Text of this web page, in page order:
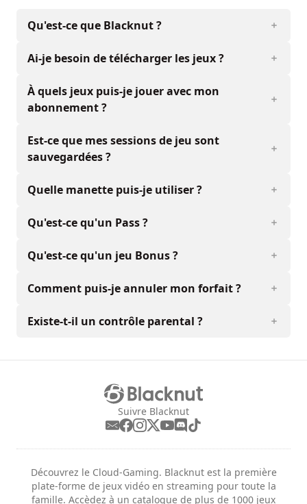
Qu'est-ce que Blacknut ?
Ai-je besoin de télécharger les jeux ?
À quels jeux puis-je jouer avec mon
abonnement ?
Est-ce que mes sessions de jeu sont
sauvegardées ?
Quelle manette puis-je utiliser ?
Qu'est-ce qu'un Pass ?
Qu'est-ce qu'un jeu Bonus ?
Comment puis-je annuler mon forfait ?
Existe-t-il un contrôle parental ?
Suivre Blacknut
Découvrez le Cloud-Gaming. Blacknut est la première
plate-forme de jeux vidéo en streaming pour toute la
famille. Accèdez à un catalogue de plus de 1000 jeux